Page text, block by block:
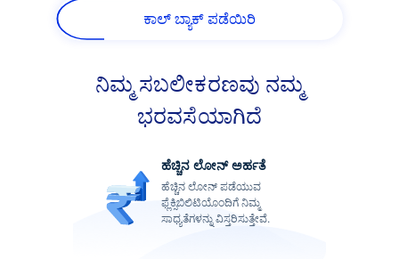
ಕಾಲ್ ಬ್ಯಾಕ್ ಪಡೆಯಿರಿ
ನಿಮ್ಮ ಸಬಲೀಕರಣವು ನಮ್ಮ
ಭರವಸೆಯಾಗಿದೆ
ಹೆಚ್ಚಿನ ಲೋನ್ ಅರ್ಹತೆ
ಹೆಚ್ಚಿನ ಲೋನ್ ಪಡೆಯುವ
ಫ್ಲೆಕ್ಸಿಬಿಲಿಟಿಯೊಂದಿಗೆ ನಿಮ್ಮ
ಸಾಧ್ಯತೆಗಳನ್ನು ವಿಸ್ತರಿಸುತ್ತೇವೆ.